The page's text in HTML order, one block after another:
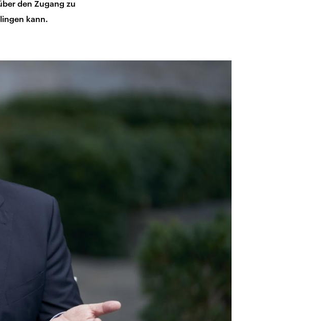
den Zugang zu
kann.